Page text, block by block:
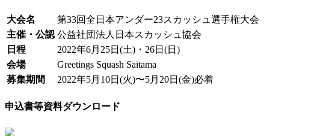
大会名
第33回全日本アンダー23スカッシュ選手権大会
主催・公認 公益社団法人日本スカッシュ協会
日程
2022年6月25日(土)・26日(日)
会場
Greetings Squash Saitama
募集期間
2022年5月10日(火)〜5月20日(金)必着
申込書等資料ダウンロード